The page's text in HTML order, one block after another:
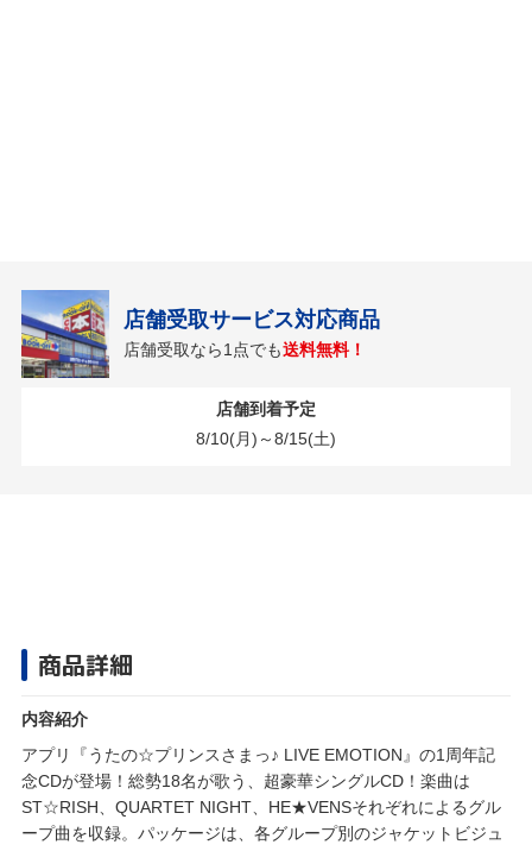
店舗受取サービス対応商品
店舗受取なら1点でも送料無料！
店舗到着予定
8/10(月)～8/15(土)
商品詳細
内容紹介
アプリ『うたの☆プリンスさまっ♪ LIVE EMOTION』の1周年記
念CDが登場！総勢18名が歌う、超豪華シングルCD！楽曲は
ST☆RISH、QUARTET NIGHT、HE★VENSそれぞれによるグル
ープ曲を収録。パッケージは、各グループ別のジャケットビジュ